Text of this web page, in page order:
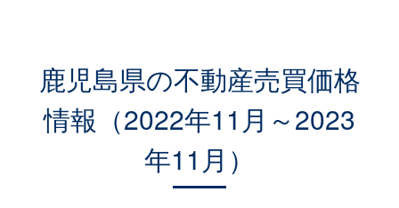
鹿児島県の不動産売買価格
情報（2022年11月～2023
年11月）